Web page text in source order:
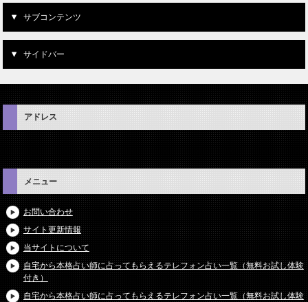
サブコンテンツ
サイドバー
アドレス
メニュー
お問い合わせ
サイト更新情報
当サイトについて
自宅から本格占い師に占ってもらえるテレフォン占い一覧（無料お試し体験
付き）
自宅から本格占い師に占ってもらえるテレフォン占い一覧（無料お試し体験